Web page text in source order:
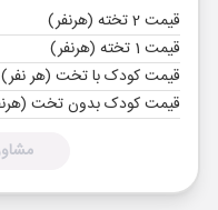
قیمت 2 تخته (هرنفر)
قیمت 1 تخته (هرنفر)
قیمت کودک با تخت (هر نفر)
قیمت کودک بدون تخت